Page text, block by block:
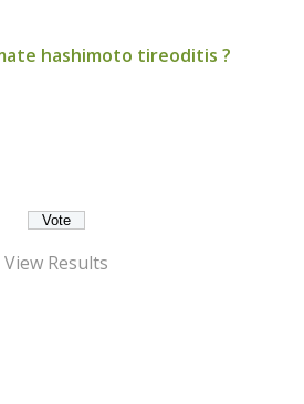
hashimoto tireoditis ?
View Results